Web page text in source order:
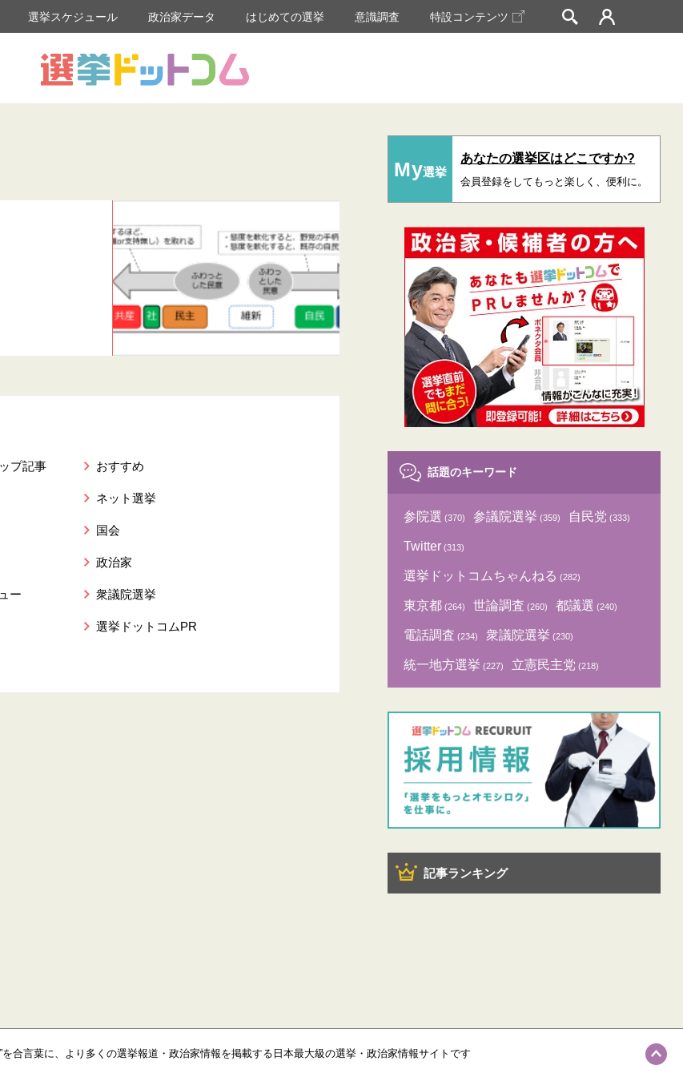
選挙スケジュール 政治家データ はじめての選挙 意識調査 特設コンテンツ
プ記事 おすすめ
ネット選挙
国会
政治家
ー 衆議院選挙
選挙ドットコムPR
My選挙
あなたの選挙区はどこですか?
会員登録をしてもっと楽しく、便利に。
話題のキーワード
参院選 (370) 参議院選挙 (359) 自民党 (333)
Twitter (313)
選挙ドットコムちゃんねる (282)
東京都 (264) 世論調査 (260) 都議選 (240)
電話調査 (234) 衆議院選挙 (230)
統一地方選挙 (227) 立憲民主党 (218)
記事ランキング
合言葉に、より多くの選挙報道・政治家情報を掲載する日本最大級の選挙・政治家情報サイトです